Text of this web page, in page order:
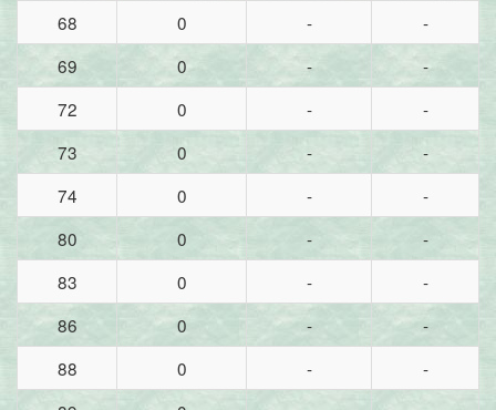
68
0 -
-
69
0 -
-
72
0 -
-
73
0 -
-
74
0 -
-
80
0 -
-
83
0 -
-
86
0 -
-
88
0 -
-